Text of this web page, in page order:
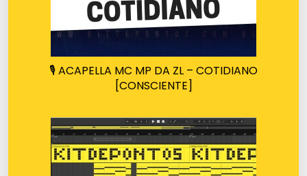
🎙️ ACAPELLA MC MP DA ZL – COTIDIANO
[CONSCIENTE]